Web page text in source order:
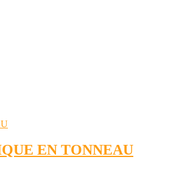
EN TONNEAU